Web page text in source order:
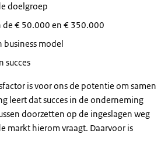
doelgroep
de € 50.000 en € 350.000
business model
succes
is voor ons de potentie om samen
leert dat succes in de onderneming
doorzetten op de ingeslagen weg
markt hierom vraagt. Daarvoor is